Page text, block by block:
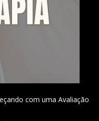
com uma Avaliação